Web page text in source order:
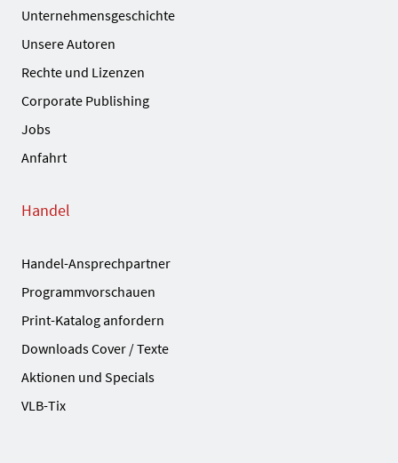
Unternehmensgeschichte
Unsere Autoren
Rechte und Lizenzen
Corporate Publishing
Jobs
Anfahrt
Handel
Handel-Ansprechpartner
Programmvorschauen
Print-Katalog anfordern
Downloads Cover / Texte
Aktionen und Specials
VLB-Tix